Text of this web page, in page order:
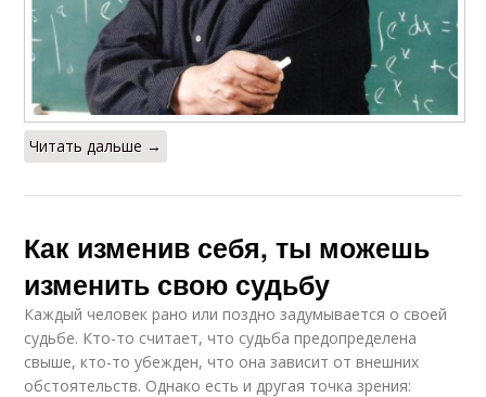
Читать дальше →
Как изменив себя, ты можешь
изменить свою судьбу
Каждый человек рано или поздно задумывается о своей
судьбе. Кто-то считает, что судьба предопределена
свыше, кто-то убежден, что она зависит от внешних
обстоятельств. Однако есть и другая точка зрения: